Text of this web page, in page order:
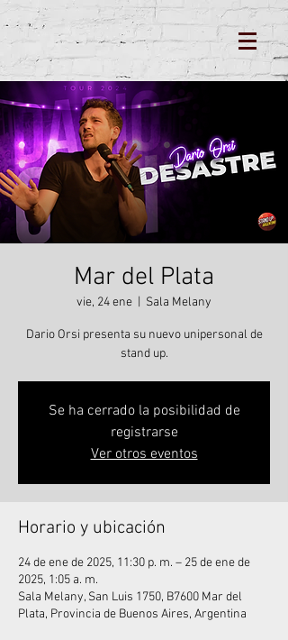
Mar del Plata
vie, 24 ene Sala Melany
Dario Orsi presenta su nuevo unipersonal de
stand up.
Se ha cerrado la posibilidad de
registrarse
Ver otros eventos
Horario y ubicación
24 de ene de 2025, 11:30 p. m. – 25 de ene de
2025, 1:05 a. m.
Sala Melany, San Luis 1750, B7600 Mar del
Plata, Provincia de Buenos Aires, Argentina